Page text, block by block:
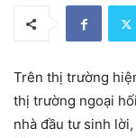
Trên thị trường
thị trường ngoại
nhà đầu tư sinh